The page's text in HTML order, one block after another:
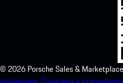
© 2026 Porsche Sales &
положения. Политика в отношении